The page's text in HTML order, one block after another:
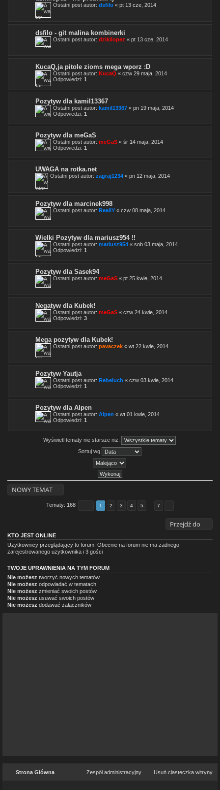
Ostatni post autor: dsfilo « pt 13 cze, 2014
dsfilo - git malina kombinerki
Ostatni post autor: dzikilopez « pt 13 cze, 2014
KucaQ,ja pitole zioms mega wporz :D
Ostatni post autor: KucaQ « czw 29 maja, 2014
Odpowiedzi: 1
Pozytyw dla kamil13367
Ostatni post autor: kamil13367 « pn 19 maja, 2014
Odpowiedzi: 1
Pozytyw dla meGaS
Ostatni post autor: meGaS « śr 14 maja, 2014
Odpowiedzi: 1
UWAGA na rotka.net
Ostatni post autor: zagraj1234 « pn 12 maja, 2014
Pozytyw dla marcinek998
Ostatni post autor: ReallY « czw 08 maja, 2014
Wielki Pozytyw dla mariusz954 !!
Ostatni post autor: mariusz954 « sob 03 maja, 2014
Odpowiedzi: 1
Pozytyw dla Sasek94
Ostatni post autor: meGaS « pt 25 kwie, 2014
Negatyw dla Kubek!
Ostatni post autor: meGaS « czw 24 kwie, 2014
Odpowiedzi: 3
Mega pozytyw dla Kubek!
Ostatni post autor: pavaczek « wt 22 kwie, 2014
Pozytyw Yautja
Ostatni post autor: Rebeluch « czw 03 kwie, 2014
Odpowiedzi: 1
Pozytyw dla Alpen
Ostatni post autor: Alpen « wt 01 kwie, 2014
Odpowiedzi: 1
Wyświetl tematy nie starsze niż:
Sortuj wg
NOWY TEMAT
Tematy: 168 1 2 3 4 5 7
Przejdź do
KTO JEST ONLINE
Użytkownicy przeglądający to forum: Obecnie na forum nie ma żadnego
zarejestrowanego użytkownika i 3 gości
TWOJE UPRAWNIENIA NA TYM FORUM
Nie możesz tworzyć nowych tematów
Nie możesz odpowiadać w tematach
Nie możesz zmieniać swoich postów
Nie możesz usuwać swoich postów
Nie możesz dodawać załączników
Strona Główna Usuń ciasteczka witryny
Zespół administracyjny